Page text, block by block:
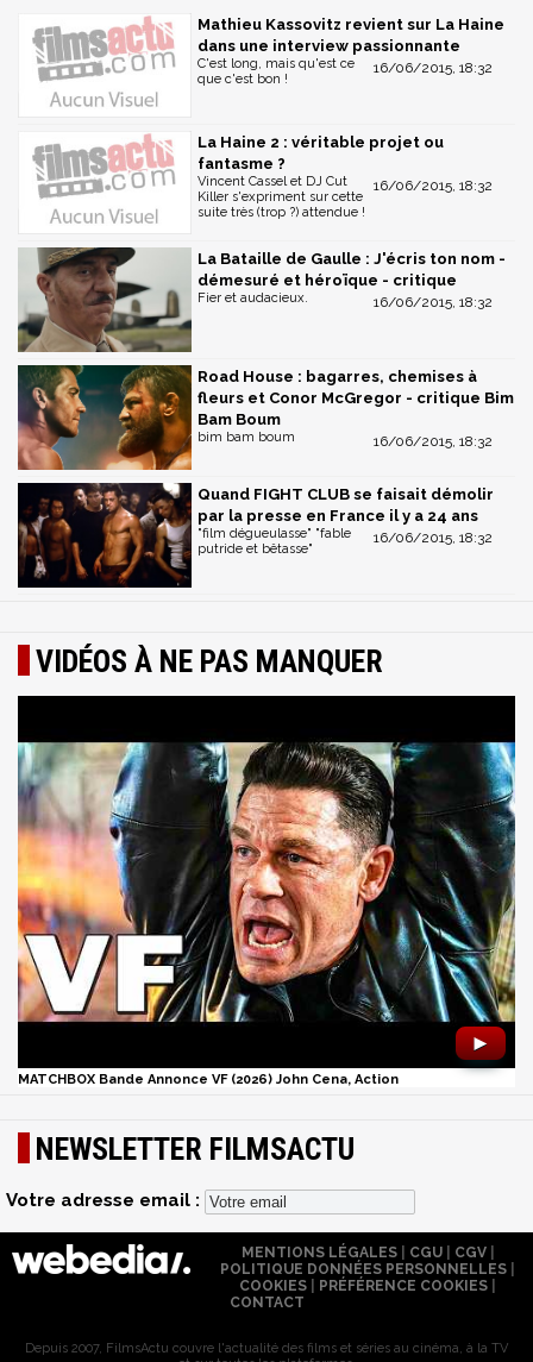
Mathieu Kassovitz revient sur La Haine
dans une interview passionnante
16/06/2015, 18:32
C'est long, mais qu'est ce
que c'est bon !
La Haine 2 : véritable projet ou
fantasme ?
16/06/2015, 18:32
Vincent Cassel et DJ Cut
Killer s'expriment sur cette
suite très (trop ?) attendue !
La Bataille de Gaulle : J'écris ton nom -
démesuré et héroïque - critique
16/06/2015, 18:32
Fier et audacieux.
Road House : bagarres, chemises à
fleurs et Conor McGregor - critique Bim
Bam Boum
16/06/2015, 18:32
bim bam boum
Quand FIGHT CLUB se faisait démolir
par la presse en France il y a 24 ans
16/06/2015, 18:32
"film dégueulasse" "fable
putride et bêtasse"
VIDÉOS À NE PAS MANQUER
►
MATCHBOX Bande Annonce VF (2026) John Cena, Action
NEWSLETTER FILMSACTU
Votre adresse email :
MENTIONS LÉGALES| CGU| CGV|
POLITIQUE DONNÉES PERSONNELLES
COOKIES
PRÉFÉRENCE COOKIES
CONTACT
Depuis 2007, FilmsActu couvre l'actualité des films et séries au cinéma, à la TV